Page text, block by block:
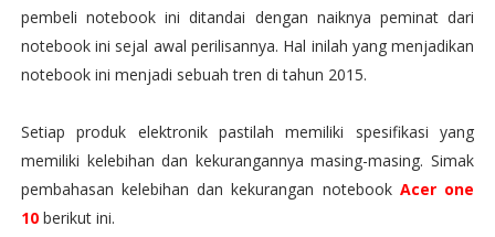
pembeli notebook ini ditandai dengan naiknya peminat dari
notebook ini sejal awal perilisannya. Hal inilah yang menjadikan
notebook ini menjadi sebuah tren di tahun 2015.
Setiap produk elektronik pastilah memiliki spesifikasi yang
memiliki kelebihan dan kekurangannya masing-masing. Simak
pembahasan kelebihan dan kekurangan notebook Acer one
10berikut ini.